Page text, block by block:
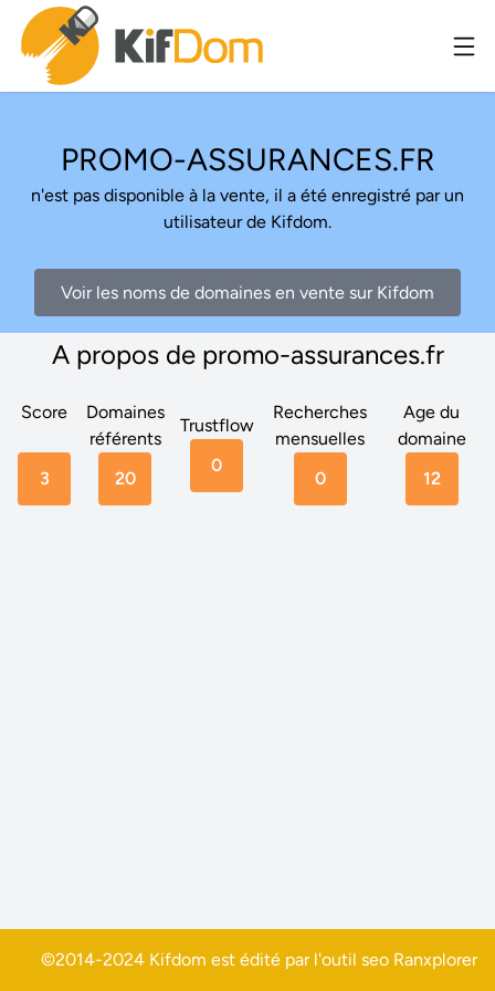
PROMO-ASSURANCES.FR
n'est pas disponible à la vente, il a été enregistré par un
utilisateur de Kifdom.
Voir les noms de domaines en vente sur Kifdom
A propos de promo-assurances.fr
Score
3
Domaines
référents
20
Trustflow
0
Recherches
mensuelles
0
Age du
domaine
12
©2014-2024 Kifdom est édité par l'outil seo Ranxplorer